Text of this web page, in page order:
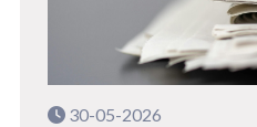
30-05-2026